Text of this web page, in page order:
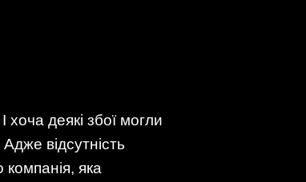
деякі збої могли
відсутність
компанія, яка